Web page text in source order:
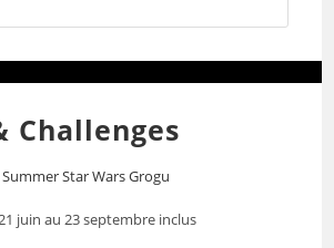
Challenges
Summer Star Wars Grogu
juin au 23 septembre inclus